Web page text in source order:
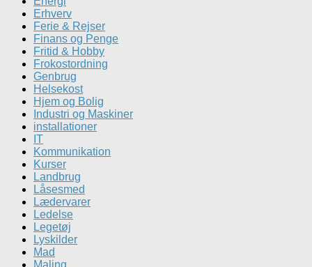
Erhverv
Ferie & Rejser
Finans og Penge
Fritid & Hobby
Frokostordning
Genbrug
Helsekost
Hjem og Bolig
Industri og Maskiner
installationer
IT
Kommunikation
Kurser
Landbrug
Låsesmed
Lædervarer
Ledelse
Legetøj
Lyskilder
Mad